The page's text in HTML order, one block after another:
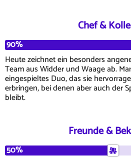
Chef &
90%
Heute zeichnet ein besonders
Team aus Widder und Waage ab.
eingespieltes Duo, das sie
erbringen, bei denen aber auch der
bleibt.
Freunde &
50%